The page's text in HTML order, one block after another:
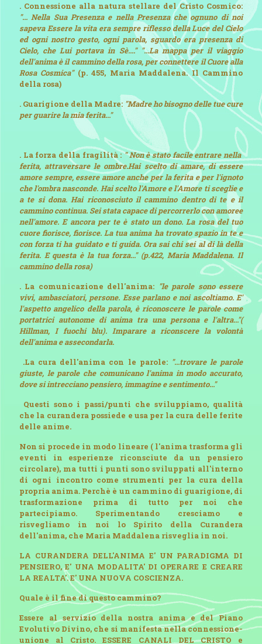
. Connessione alla natura stellare del Cristo Cosmico:
"... Nella Sua Presenza e nella Presenza che ognuno di noi
sapeva Essere la vita era sempre riflesso della Luce del Cielo
ed ogni nostro gesto, ogni parola, sguardo era presenza di
Cielo, che Lui portava in Sè...." "...La mappa per il viaggio
dell'anima è il cammino della rosa, per connettere il Cuore alla
Rosa Cosmica" (p. 455, Maria Maddalena. Il Cammino
della rosa)
. Guarigione della Madre: "Madre ho bisogno delle tue cure
per guarire la mia ferita..."
. La forza della fragilità :" Non è stato facile entrare nella
ferita, attraversare le ombre.Hai scelto di amare, di essere
amore sempre, essere amore anche per la ferita e per l'ignoto
che l'ombra nasconde. Hai scelto l'Amore e l'Amore ti sceglie e
a te si dona. Hai riconosciuto il cammino dentro di te e il
cammino continua. Sei stata capace di percorrerlo con amoree
nell'amore. E ancora per te è stato un dono. La rosa del tuo
cuore fiorisce, fiorisce. La tua anima ha trovato spazio in te e
con forza ti ha guidato e ti guida. Ora sai chi sei al di là della
ferita. E questa è la tua forza..." (p.422, Maria Maddalena. Il
cammino della rosa)
. La comunicazione dell'anima: "le parole sono essere
vivi, ambasciatori, persone. Esse parlano e noi ascoltiamo. E'
l'aspetto angelico della parola, è riconoscere le parole come
portatrici autonome di anima tra una persona e l'altra..."(
Hillman, I fuochi blu). Imparare a riconscere la volontà
dell'anima e assecondarla.
.La cura dell'anima con le parole: "...trovare le parole
giuste, le parole che comunicano l'anima in modo accurato,
dove si intrecciano pensiero, immagine e sentimento..."
Questi sono i passi/punti che sviluppiamo, qualità
che la curandera possiede e usa per la cura delle ferite
delle anime.
Non si procede in modo lineare ( l'anima trasforma gli
eventi in esperienze riconsciute da un pensiero
circolare), ma tutti i punti sono sviluppati all'interno
di ogni incontro come strumenti per la cura della
propria anima. Perchè è un cammino di guarigione, di
trasformazione prima di tutto per noi che
partecipiamo. Sperimentando cresciamo e
risvegliamo in noi lo Spirito della Curandera
dell'anima, che Maria Maddalena risveglia in noi.
LA CURANDERA DELL'ANIMA E' UN PARADIGMA DI
PENSIERO, E' UNA MODALITA' DI OPERARE E CREARE
LA REALTA'. E' UNA NUOVA COSCIENZA.
Quale è il fine di questo cammino?
Essere al servizio della nostra anima e del Piano
Evolutivo Divino, che si manifesta nella connessione-
unione al Cristo. ESSERE CANALI DEL CRISTO e